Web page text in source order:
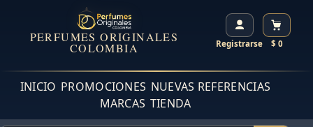
PERFUMES ORIGINALES
COLOMBIA Registrarse $ 0
INICIO PROMOCIONES NUEVAS REFERENCIAS
MARCAS TIENDA